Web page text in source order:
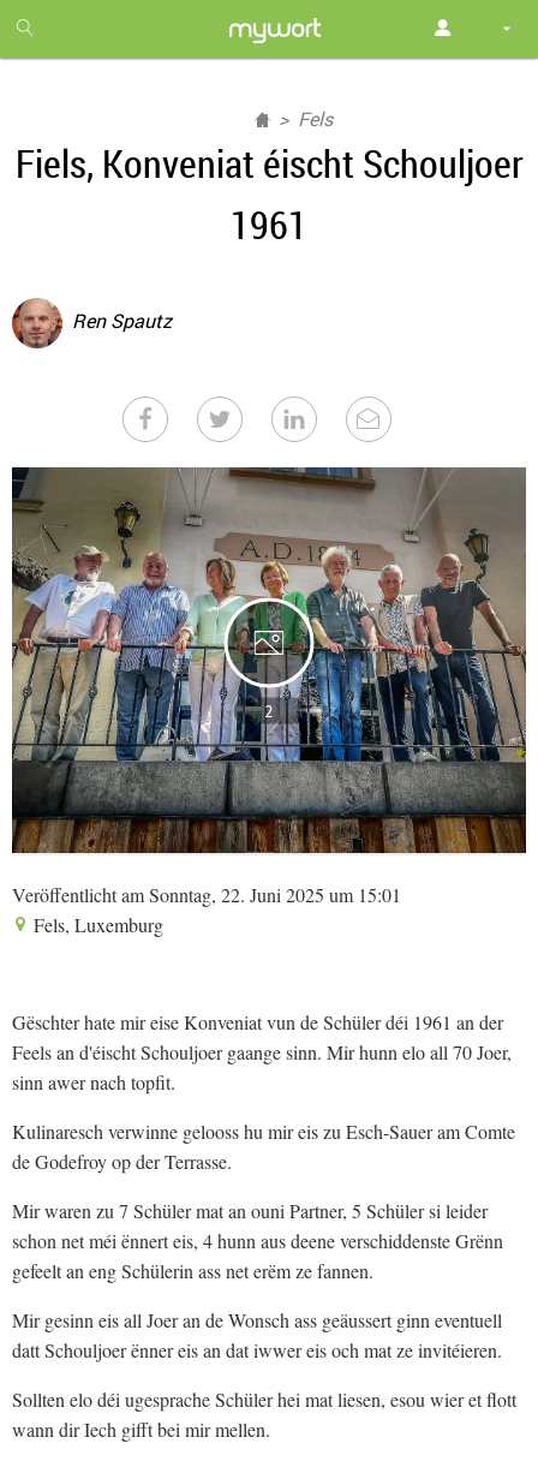
month
free
Fels
Fiels, Konveniat éischt Schouljoer
1961
Ren Spautz
2
Veröffentlicht am Sonntag, 22. Juni 2025 um 15:01
Fels, Luxemburg
Gëschter hate mir eise Konveniat vun de Schüler déi 1961 an der
Feels an d'éischt Schouljoer gaange sinn. Mir hunn elo all 70 Joer,
sinn awer nach topfit.
Kulinaresch verwinne gelooss hu mir eis zu Esch-Sauer am Comte
de Godefroy op der Terrasse.
Mir waren zu 7 Schüler mat an ouni Partner, 5 Schüler si leider
schon net méi ënnert eis, 4 hunn aus deene verschiddenste Grënn
gefeelt an eng Schülerin ass net erëm ze fannen.
Mir gesinn eis all Joer an de Wonsch ass geäussert ginn eventuell
datt Schouljoer ënner eis an dat iwwer eis och mat ze invitéieren.
Sollten elo déi ugesprache Schüler hei mat liesen, esou wier et flott
wann dir Iech gifft bei mir mellen.